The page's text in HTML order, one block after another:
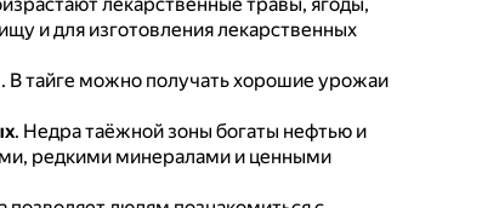
и для изготовления лекарственных
. В тайге можно получать хорошие урожаи
. Недра таёжной зоны богаты нефтью и
редкими минералами и ценными